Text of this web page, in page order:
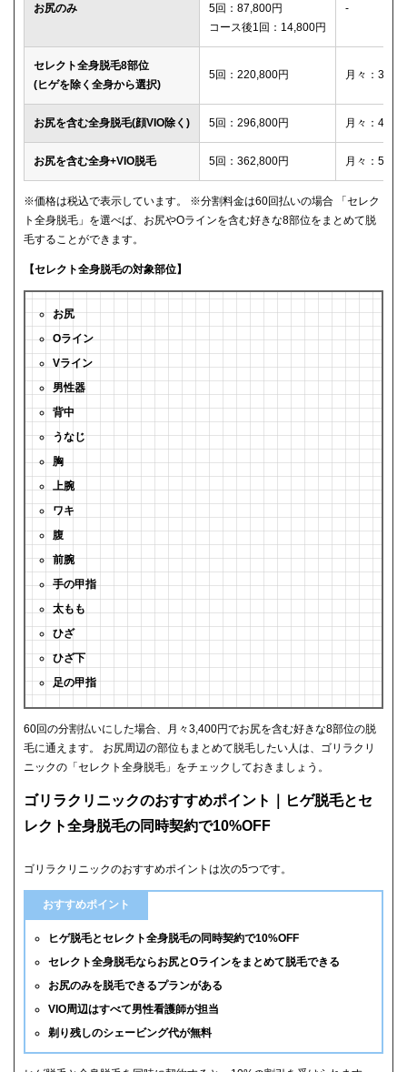
お尻のみ
5回：87,800円
コース後1回：14,800円
-
セレクト全身脱毛8部位
(ヒゲを除く全身から選択)
5回：220,800円 月々：
お尻を含む全身脱毛(顔VIO除く) 5回：296,800円 月々：
お尻を含む全身+VIO脱毛 5回：362,800円 月々：
※価格は税込で表示しています。 ※分割料金は60回払いの場合 「セレク
ト全身脱毛」を選べば、お尻やOラインを含む好きな8部位をまとめて脱
毛することができます。
【セレクト全身脱毛の対象部位】
お尻
Oライン
Vライン
男性器
背中
うなじ
胸
上腕
ワキ
腹
前腕
手の甲指
太もも
ひざ
ひざ下
足の甲指
60回の分割払いにした場合、月々3,400円でお尻を含む好きな8部位の脱
毛に通えます。 お尻周辺の部位もまとめて脱毛したい人は、ゴリラクリ
ニックの「セレクト全身脱毛」をチェックしておきましょう。
ゴリラクリニックのおすすめポイント｜ヒゲ脱毛とセ
レクト全身脱毛の同時契約で10%OFF
ゴリラクリニックのおすすめポイントは次の5つです。
おすすめポイント
ヒゲ脱毛とセレクト全身脱毛の同時契約で10%OFF
セレクト全身脱毛ならお尻とOラインをまとめて脱毛できる
お尻のみを脱毛できるプランがある
VIO周辺はすべて男性看護師が担当
剃り残しのシェービング代が無料